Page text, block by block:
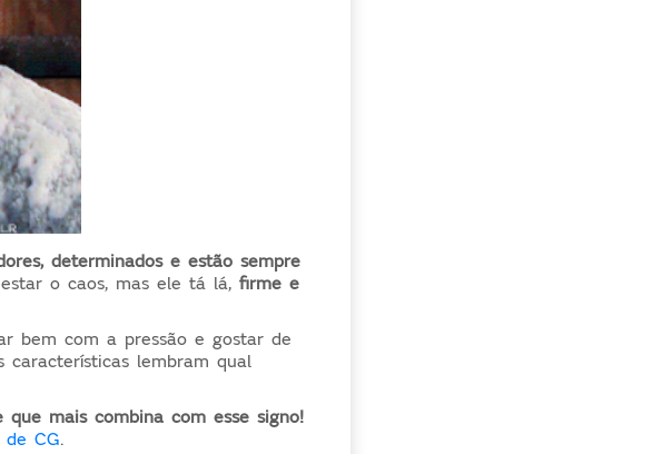
determinados e estão sempre
o caos, mas ele tá lá,firme e
bem com a pressão e gostar de
características lembram qual
mais combina com esse signo!
de CG.